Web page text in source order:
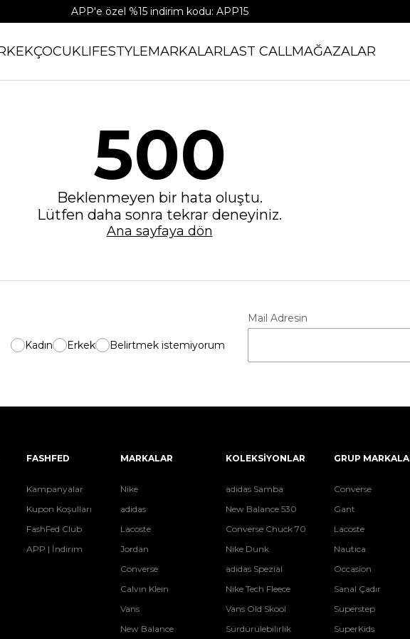
APP'e özel %15 indirim kodu: APP15
ÇOCUKLIFESTYLEMARKALARLAST CALLMAĞAZALAR
500
Beklenmeyen bir hata oluştu.
Lütfen daha sonra tekrar deneyiniz.
Ana sayfaya dön
Kadın Erkek Belirtmek istemiyorum
Mail Adresin
FASHFED
Kampanyalar
Kupon Koşulları
FashFed Club
APP | İndirim
MARKALAR
Nike
adidas
Lacoste
Jordan
Converse
Calvin Klein
Vans
New Balance
KOLEKSİYONLAR
adidas Samba
New Balance 530
Converse Chuck 70
Nike Dunk
adidas Spezial
Nike Tech Fleece
Vans Old Skool
Sürdürülebilirlik
GRUP
Converse
Gant
Lacoste
Nautica
Occasion
Sanal Çadır
Superstep
SuperKids